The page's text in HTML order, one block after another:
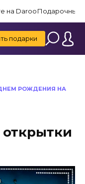
на DarooПодарочные
подарки
РОЖДЕНИЯ НА